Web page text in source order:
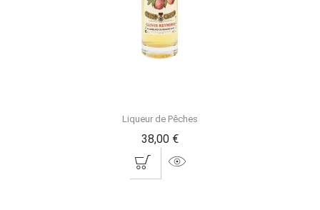
Liqueur de Pêches
38,00 €